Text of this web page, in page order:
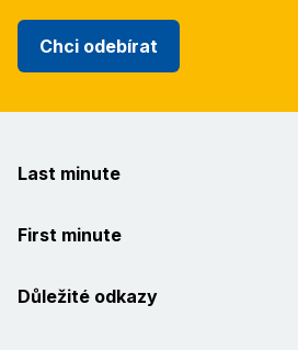
Chci odebírat
Last minute
First minute
Důležité odkazy